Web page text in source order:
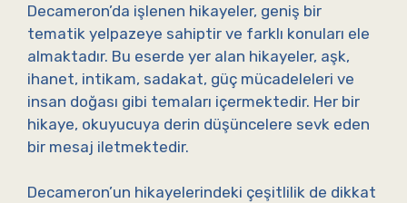
Decameron’da işlenen hikayeler, geniş bir
tematik yelpazeye sahiptir ve farklı konuları ele
almaktadır. Bu eserde yer alan hikayeler, aşk,
ihanet, intikam, sadakat, güç mücadeleleri ve
insan doğası gibi temaları içermektedir. Her bir
hikaye, okuyucuya derin düşüncelere sevk eden
bir mesaj iletmektedir.
Decameron’un hikayelerindeki çeşitlilik de dikkat